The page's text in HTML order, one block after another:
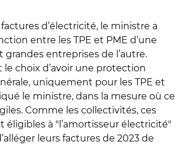
d’électricité, le ministre a
entre les TPE et PME d’une
grandes entreprises de l’autre.
le choix d’avoir une protection
uniquement pour les TPE et
le ministre, dans la mesure où ce
Comme les collectivités, ces
éligibles à "l’amortisseur électricité"
leurs factures de 2023 de